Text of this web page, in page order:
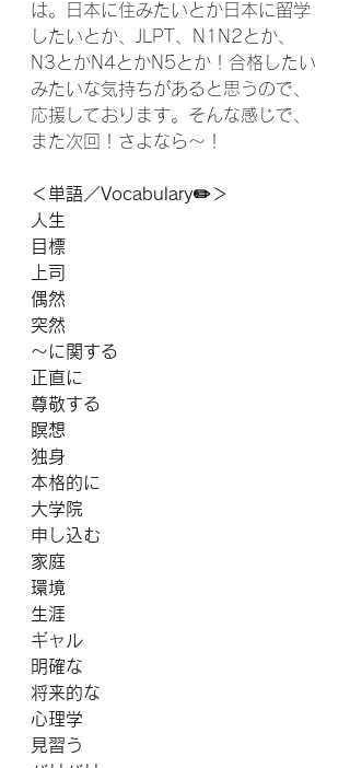
は。日本に住みたいとか日本に留学
したいとか、JLPT、N1N2とか、
N3とかN4とかN5とか！合格したい
みたいな気持ちがあると思うので、
応援しております。そんな感じで、
また次回！さよなら〜！
＜単語／Vocabulary✏️＞
人生
目標
上司
偶然
突然
〜に関する
正直に
尊敬する
瞑想
独身
本格的に
大学院
申し込む
家庭
環境
生涯
ギャル
明確な
将来的な
心理学
見習う